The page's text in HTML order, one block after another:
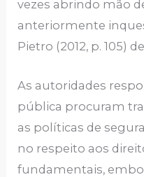
vezes abrindo mão
anteriormente
Pietro (2012, p. 105)
As autoridades
pública procuram
as políticas de
no respeito aos
fundamentais,